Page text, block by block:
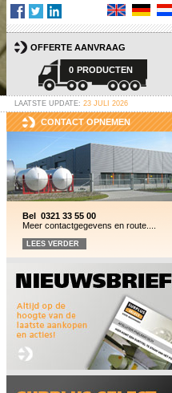
OFFERTE AANVRAAG
0 PRODUCTEN
LAATSTE UPDATE: 23 JULI 2026
CONTACT OPNEMEN
Bel 0321 33 55 00
Meer contactgegevens en route....
LEES VERDER